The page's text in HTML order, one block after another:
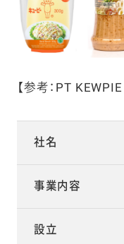
【参考：PT
社名
事業内容
設立